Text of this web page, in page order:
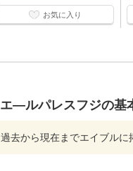
お気に入り
エ―ルパレスフジの基
過去から現在までエイブルに